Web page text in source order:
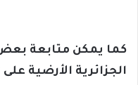
كما يمكن متابعة بعض
الجزائرية الأرضية